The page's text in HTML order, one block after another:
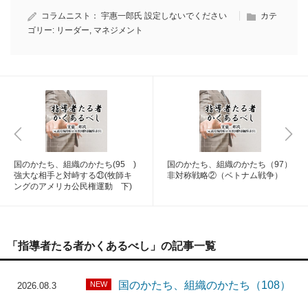
コラムニスト： 宇惠一郎氏 設定しないでください
カテ
ゴリー: リーダー マネジメント
国のかたち、組織のかたち(95 )
強大な相手と対峙する㉑(牧師キ
ングのアメリカ公民権運動 下)
国のかたち、組織のかたち（97）
非対称戦略②（ベトナム戦争）
「指導者たる者かくあるべし」の記事一覧
2026.08.3 NEW
国のかたち、組織のかたち（108）